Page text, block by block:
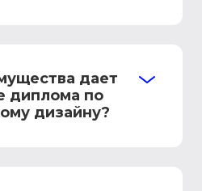
дает
диплома по
дизайну?